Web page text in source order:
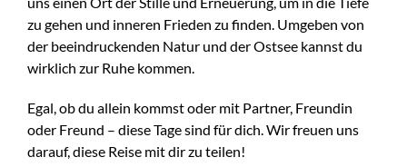
zu gehen und inneren Frieden zu finden. Umgeben von
der beeindruckenden Natur und der Ostsee kannst du
wirklich zur Ruhe kommen.
Egal, ob du allein kommst oder mit Partner, Freundin
oder Freund – diese Tage sind für dich. Wir freuen uns
darauf, diese Reise mit dir zu teilen!